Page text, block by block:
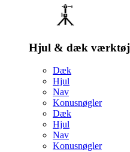
Hjul & dæk værktøj
Dæk
Hjul
Nav
Konusnøgler
Dæk
Hjul
Nav
Konusnøgler